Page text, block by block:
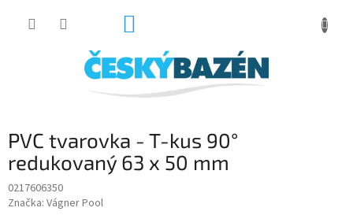
PVC tvarovka - T-kus 90°
redukovaný 63 x 50 mm
0217606350
Značka: Vágner Pool